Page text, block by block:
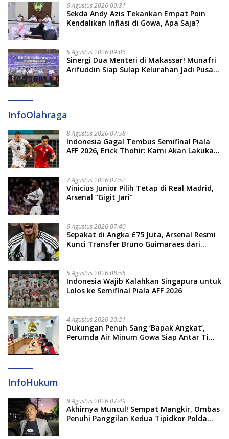
6 Agustus 2026 09:31
Sekda Andy Azis Tekankan Empat Poin
Kendalikan Inflasi di Gowa, Apa Saja?
5 Agustus 2026 09:06
Sinergi Dua Menteri di Makassar! Munafri
Arifuddin Siap Sulap Kelurahan Jadi Pusat
InfoOlahraga
8 Agustus 2026 07:58
Indonesia Gagal Tembus Semifinal Piala
AFF 2026, Erick Thohir: Kami Akan Lakukan
7 Agustus 2026 07:52
Vinicius Junior Pilih Tetap di Real Madrid,
Arsenal “Gigit Jari”
6 Agustus 2026 07:40
Sepakat di Angka £75 Juta, Arsenal Resmi
Kunci Transfer Bruno Guimaraes dari
5 Agustus 2026 08:55
Indonesia Wajib Kalahkan Singapura untuk
Lolos ke Semifinal Piala AFF 2026
4 Agustus 2026 20:21
Dukungan Penuh Sang ‘Bapak Angkat’,
Perumda Air Minum Gowa Siap Antar Tim
InfoHukum
8 Agustus 2026 07:49
Akhirnya Muncul! Sempat Mangkir, Ombas
Penuhi Panggilan Kedua Tipidkor Polda